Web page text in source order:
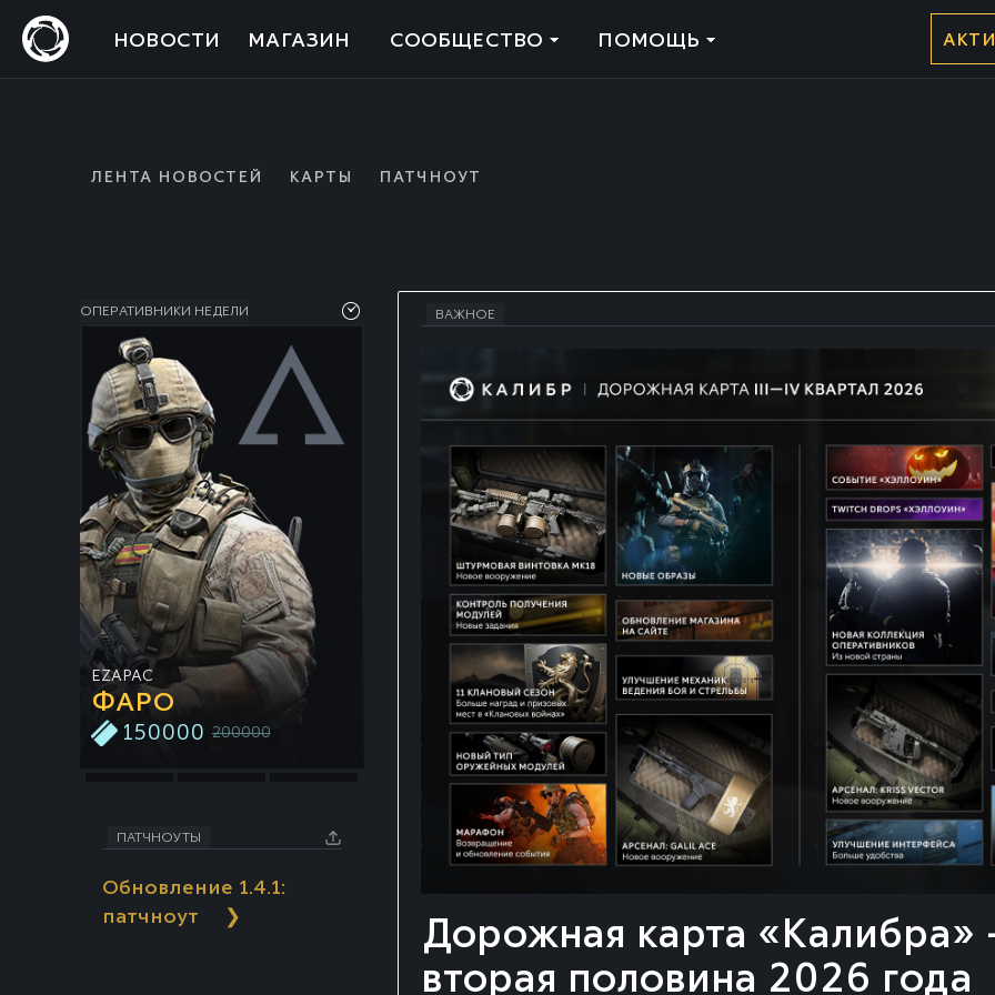
НОВОСТИ МАГАЗИН СООБЩЕСТВО ПОМОЩЬ
ЛЕНТА НОВОСТЕЙ КАРТЫ ПАТЧНОУТ
ОПЕРАТИВНИКИ НЕДЕЛИ
EZAPAC
ФАРО
150000 200000
КАВАЛЬ
150000 200000
«Арыстан»
ТИБЕТ
150000
ПАТЧНОУТЫ
Обновление 1.4.1:
патчноут
❯
ВАЖНОЕ
Дорожная карта «Калибра»
вторая половина 2026 года